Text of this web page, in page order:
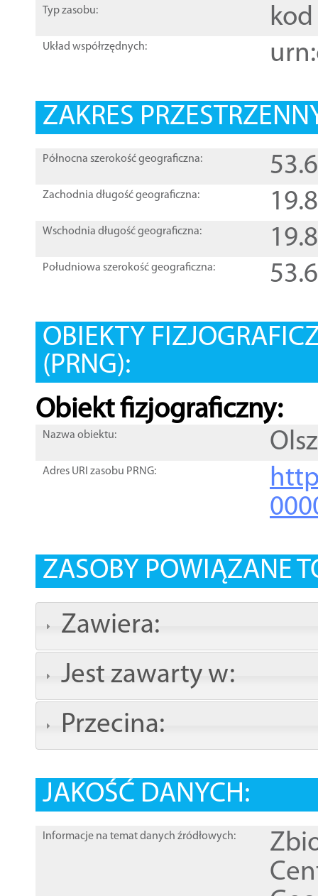
Typ zasobu: kod
Układ współrzędnych:
ZAKRES
Północna szerokość geograficzna:
Zachodnia długość geograficzna:
Wschodnia długość geograficzna:
Południowa szerokość geograficzna:
OBIEKTY
(PRNG):
Obiekt fizjograficzny:
Nazwa obiektu:
Adres URI zasobu PRNG:
ZASOBY POWIĄZANE
Zawiera:
Jest zawarty w:
Przecina:
JAKOŚĆ DANYCH:
Informacje na temat danych źródłowych: